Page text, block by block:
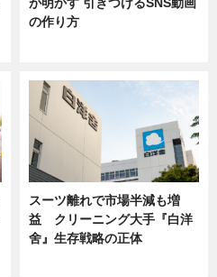
の作り方
スーツ離れで市場半減も増
益 クリーニング大手『白洋
舍』生存戦略の正体